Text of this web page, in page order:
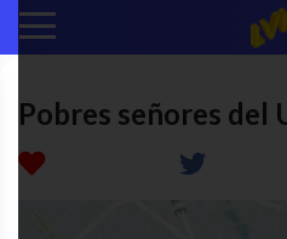
Pobres señores del